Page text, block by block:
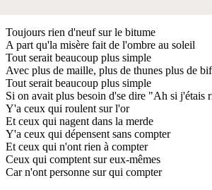
Toujours rien d'neuf sur le bitume
A part qu'la misère fait de l'ombre au soleil
Tout serait beaucoup plus simple
Avec plus de maille, plus de thunes plus de bif
Tout serait beaucoup plus simple
Si on avait plus besoin d'se dire "Ah si j'étais
Y'a ceux qui roulent sur l'or
Et ceux qui nagent dans la merde
Y'a ceux qui dépensent sans compter
Et ceux qui n'ont rien à compter
Ceux qui comptent sur eux-mêmes
Car n'ont personne sur qui compter